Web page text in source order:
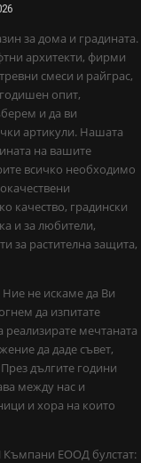
за дома и градината.
архитекти, фирми
смеси и райграс,
опит,
и да ви
артикули. Нашата
на вашите
всичко необходимо
качество, градински
и за любители,
за растителна защита,
не искаме да Ви
да изпитате
реализирате мечтаната
да даде съвет,
дългите години
между нас и
и хора на които
Къмпани ЕООД булстат: